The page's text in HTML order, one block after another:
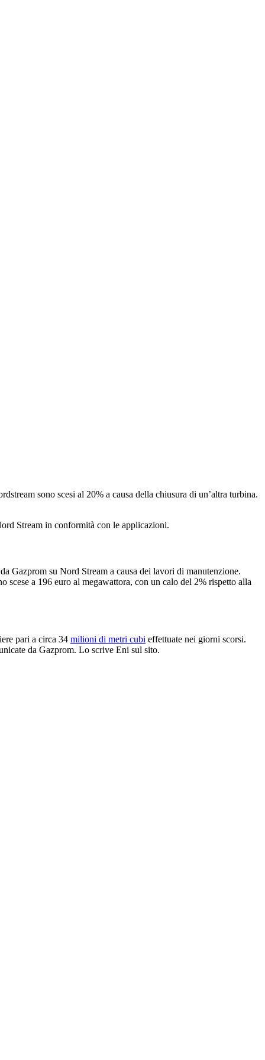
sono scesi al 20% a causa della chiusura di un’altra turbina.
Stream in conformità con le applicazioni.
Gazprom su Nord Stream a causa dei lavori di manutenzione.
a 196 euro al megawattora, con un calo del 2% rispetto alla
pari a circa 34 milioni di metri cubi effettuate nei giorni scorsi.
da Gazprom. Lo scrive Eni sul sito.